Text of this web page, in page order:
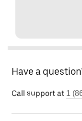
Have a
Call support at 1